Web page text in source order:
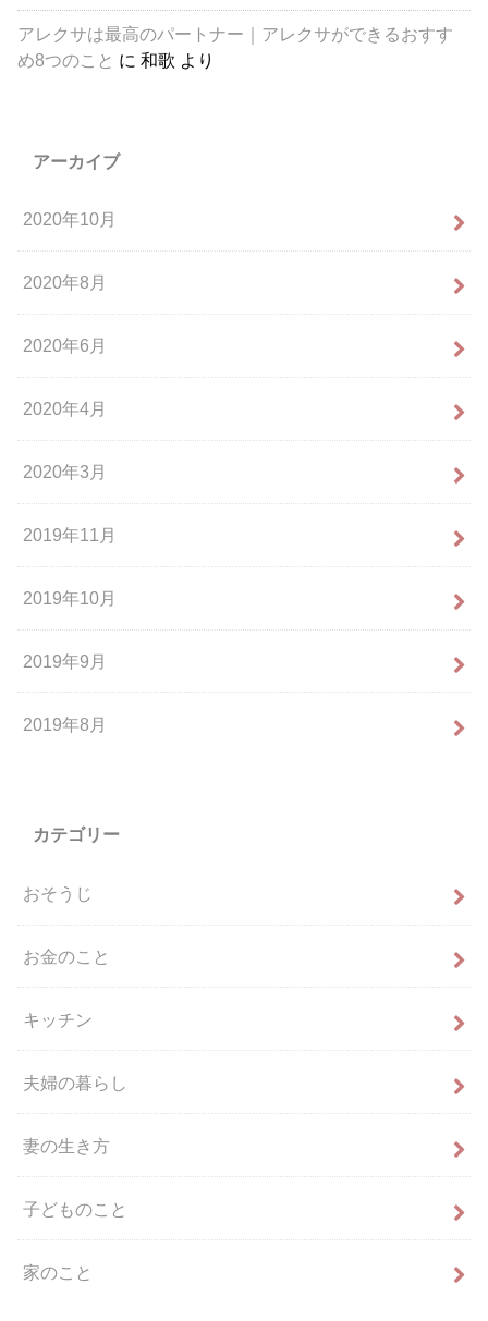
アレクサは最高のパートナー｜アレクサができるおすす
め8つのこと に和歌 より
アーカイブ
2020年10月
2020年8月
2020年6月
2020年4月
2020年3月
2019年11月
2019年10月
2019年9月
2019年8月
カテゴリー
おそうじ
お金のこと
キッチン
夫婦の暮らし
妻の生き方
子どものこと
家のこと